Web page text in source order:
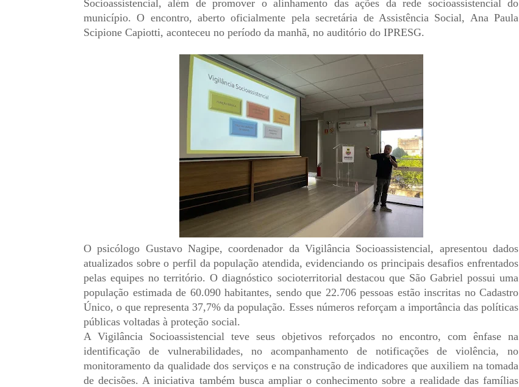
Socioassistencial, além de promover o alinhamento das ações da rede socioassistencial do
município. O encontro, aberto oficialmente pela secretária de Assistência Social, Ana Paula
Scipione Capiotti, aconteceu no período da manhã, no auditório do IPRESG.
O psicólogo Gustavo Nagipe, coordenador da Vigilância Socioassistencial, apresentou dados
atualizados sobre o perfil da população atendida, evidenciando os principais desafios enfrentados
pelas equipes no território. O diagnóstico socioterritorial destacou que São Gabriel possui uma
população estimada de 60.090 habitantes, sendo que 22.706 pessoas estão inscritas no Cadastro
Único, o que representa 37,7% da população. Esses números reforçam a importância das políticas
públicas voltadas à proteção social.
A Vigilância Socioassistencial teve seus objetivos reforçados no encontro, com ênfase na
identificação de vulnerabilidades, no acompanhamento de notificações de violência, no
monitoramento da qualidade dos serviços e na construção de indicadores que auxiliem na tomada
de decisões. A iniciativa também busca ampliar o conhecimento sobre a realidade das famílias